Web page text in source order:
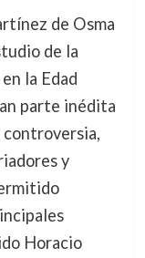
de Osma
de la
la Edad
parte inédita
controversia,
y
Horacio